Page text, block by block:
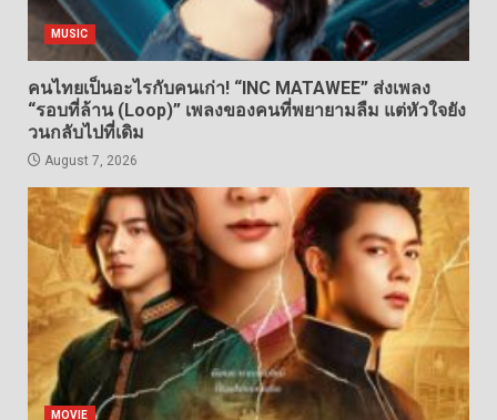
MUSIC
คนไทยเป็นอะไรกับคนเก่า! “INC MATAWEE” ส่งเพลง
“รอบที่ล้าน (Loop)” เพลงของคนที่พยายามลืม แต่หัวใจยัง
วนกลับไปที่เดิม
August 7, 2026
MOVIE